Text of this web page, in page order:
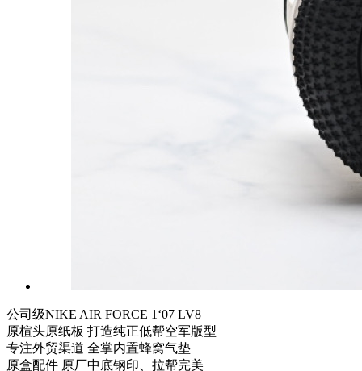
公司级NIKE AIR FORCE 1‘07 LV8
原楦头原纸板 打造纯正低帮空军版型
专注外贸渠道 全掌内置蜂窝气垫
原盒配件 原厂中底钢印、拉帮完美